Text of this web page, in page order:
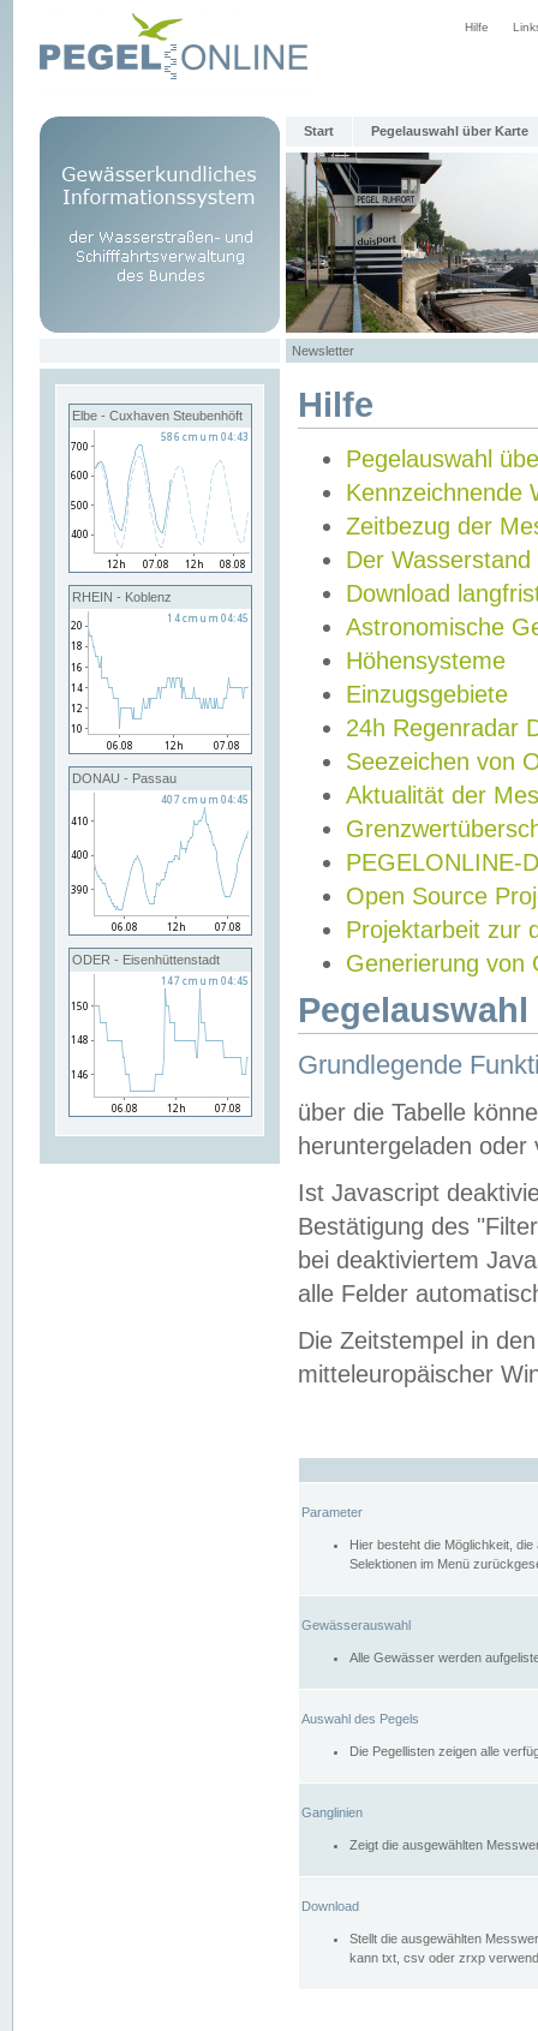
Hilfe
Start Pegelauswahl über Karte
Newsletter
Elbe - Cuxhaven Steubenhöft
RHEIN - Koblenz
DONAU - Passau
ODER - Eisenhüttenstadt
Hilfe
Pegelauswahl
Kennzeichnende
Zeitbezug der
Der Wasserstand
Download
Astronomische
Höhensysteme
Einzugsgebiete
24h Regenradar
Seezeichen von
Aktualität der
PEGELONLINE-
Open Source
Projektarbeit zur
Generierung von
Grundlegende
über die Tabelle
heruntergeladen oder
Ist Javascript
Bestätigung des
bei deaktiviertem
alle Felder
Die Zeitstempel in
mitteleuropäischer
Parameter
Hier besteht die Möglichkeit,
Selektionen im Menü
Gewässerauswahl
Alle Gewässer werden
Auswahl des Pegels
Die Pegellisten zeigen alle
Ganglinien
Zeigt die ausgewählten
Download
Stellt die ausgewählten
kann txt, csv oder zrxp